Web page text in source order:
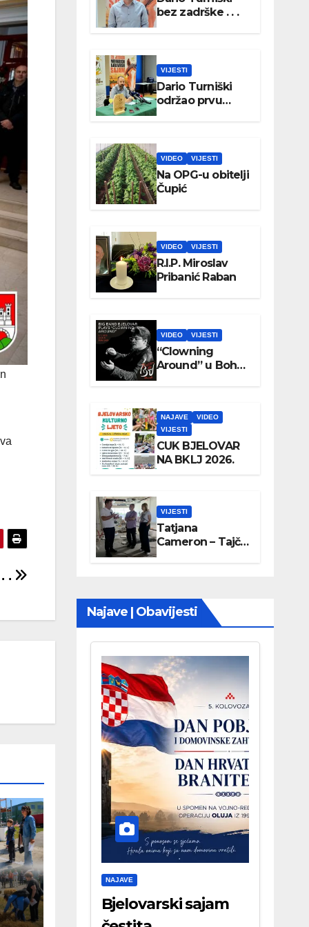
.
bez zadrške . . .
VIJESTI
Dario Turniški
održao prvu
konferenciju za
VIDEO VIJESTI
Na OPG-u obitelji
Čupić
VIDEO VIJESTI
R.I.P. Miroslav
Pribanić Raban
VIDEO VIJESTI
“Clowning
Around” u Boho
parku
NAJAVE
VIDEO
VIJESTI
CUK BJELOVAR
NA BKLJ 2026.
VIJESTI
Tatjana
Cameron – Tajči
posjetila
Najave | Obavijesti
NAJAVE
Bjelovarski sajam